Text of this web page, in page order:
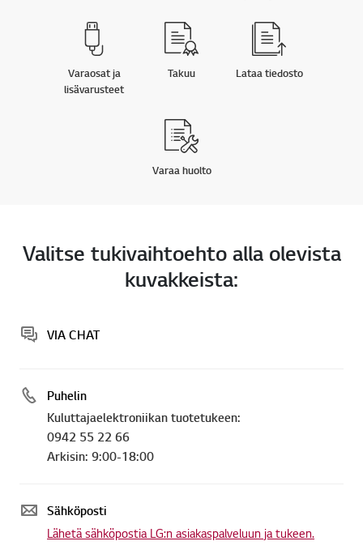
Varaosat ja
lisävarusteet
Takuu Lataa tiedosto
Varaa huolto
Valitse tukivaihtoehto alla olevista
kuvakkeista:
VIA CHAT
Puhelin
Kuluttajaelektroniikan tuotetukeen:
0942 55 22 66
Arkisin: 9:00-18:00
Sähköposti
Lähetä sähköpostia LG:n asiakaspalveluun ja tukeen.